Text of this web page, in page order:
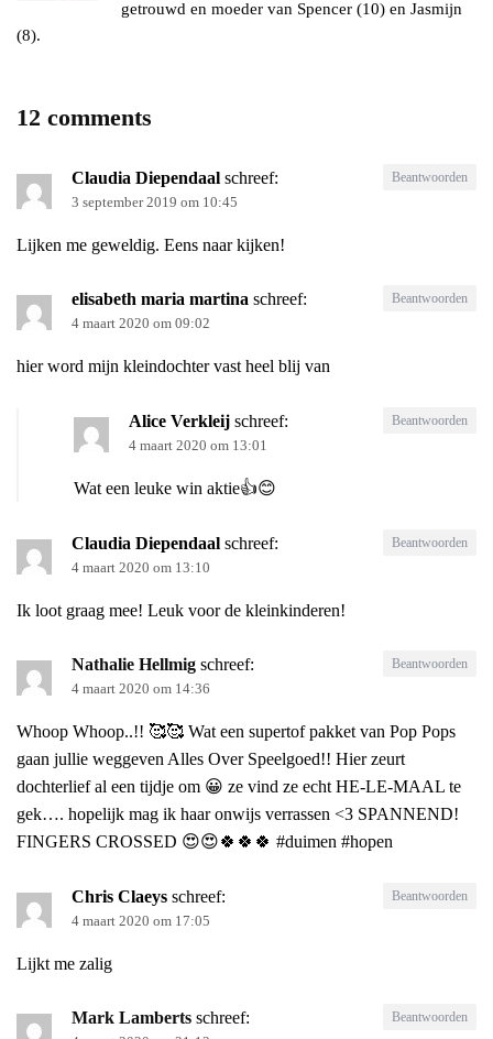
getrouwd en moeder van Spencer (10) en Jasmijn
(8).
12 comments
Claudia Diependaal schreef:
3 september 2019 om 10:45
Lijken me geweldig. Eens naar kijken!
Beantwoorden
elisabeth maria martina schreef:
4 maart 2020 om 09:02
hier word mijn kleindochter vast heel blij van
Beantwoorden
Alice Verkleij schreef:
4 maart 2020 om 13:01
Wat een leuke win aktie👍😊
Beantwoorden
Claudia Diependaal schreef:
4 maart 2020 om 13:10
Ik loot graag mee! Leuk voor de kleinkinderen!
Beantwoorden
Nathalie Hellmig schreef:
4 maart 2020 om 14:36
Whoop Whoop..!! 🥰🥰 Wat een supertof pakket van Pop Pops
gaan jullie weggeven Alles Over Speelgoed!! Hier zeurt
dochterlief al een tijdje om 😀 ze vind ze echt HE-LE-MAAL te
gek…. hopelijk mag ik haar onwijs verrassen <3 SPANNEND!
FINGERS CROSSED 😍😍🍀🍀🍀 #duimen #hopen
Beantwoorden
Chris Claeys schreef:
4 maart 2020 om 17:05
Lijkt me zalig
Beantwoorden
Mark Lamberts schreef: Beantwoorden